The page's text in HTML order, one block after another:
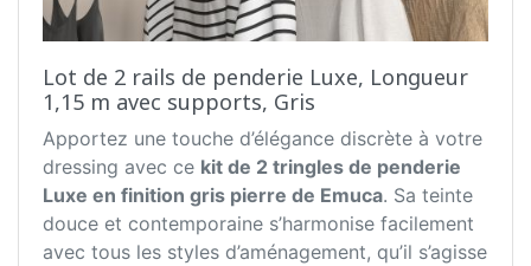
Lot de 2 rails de penderie Luxe, Longueur
1,15 m avec supports, Gris
Apportez une touche d’élégance discrète à votre
dressing avec ce kit de 2 tringles de penderie
Luxe en finition gris pierre de Emuca. Sa teinte
douce et contemporaine s’harmonise facilement
avec tous les styles d’aménagement, qu’il s’agisse